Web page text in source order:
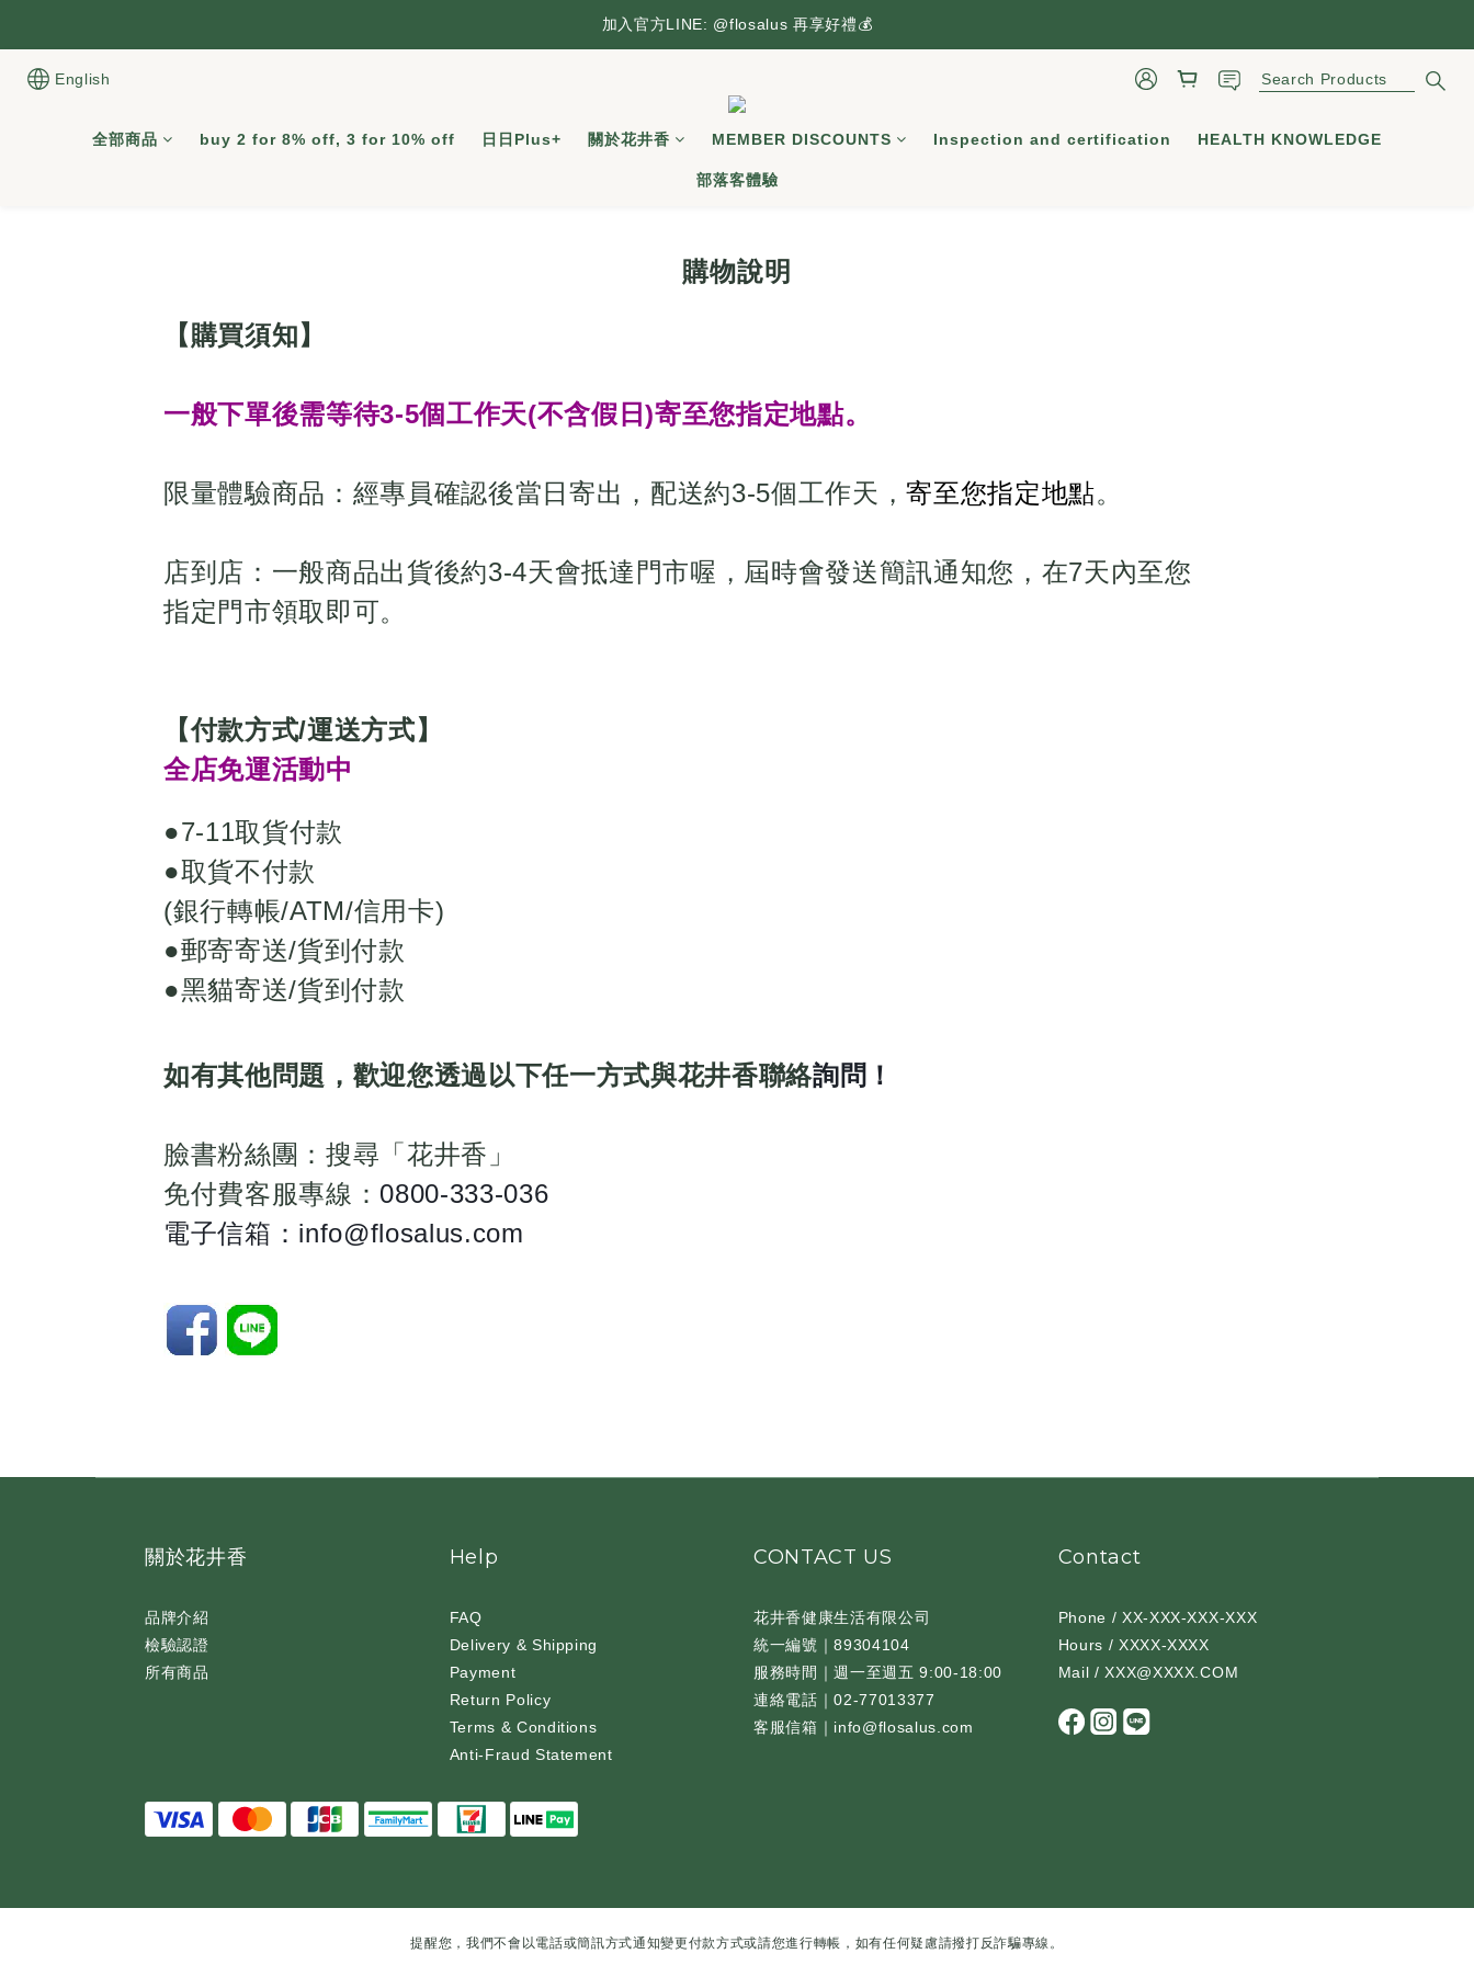
台灣本島滿2,500元享免運，搶先逛逛🛒
加入官方LINE: @flosalus 再享好禮💰
English
全部商品 buy 2 for 8% off, 3 for 10% off 日日Plus+ 關於花井香 MEMBER DISCOUNTS Inspection and certification HEALTH KNOWLEDGE
部落客體驗
購物說明
【購買須知】
一般下單後需等待3-5個工作天(不含假日)寄至您指定地點。
限量體驗商品：經專員確認後當日寄出，配送約3-5個工作天，寄至您指定地點。
店到店：一般商品出貨後約3-4天會抵達門市喔，屆時會發送簡訊通知您，在7天內至您
指定門市領取即可。
【付款方式/運送方式】
全店免運活動中
●7-11取貨付款
●取貨不付款
(銀行轉帳/ATM/信用卡)
●郵寄寄送/貨到付款
●黑貓寄送/貨到付款
如有其他問題，歡迎您透過以下任一方式與花井香聯絡詢問！
臉書粉絲團：搜尋「花井香」
免付費客服專線： 0800-333-036
電子信箱：info@flosalus.com
關於花井香
品牌介紹
檢驗認證
所有商品
Help
FAQ
Delivery & Shipping
Payment
Return Policy
Terms & Conditions
Anti-Fraud Statement
CONTACT US
花井香健康生活有限公司
統一編號｜89304104
服務時間｜週一至週五 9:00-18:00
連絡電話｜02-77013377
客服信箱｜info@flosalus.com
Contact
Phone / XX-XXX-XXX-XXX
Hours / XXXX-XXXX
Mail / XXX@XXXX.COM
提醒您，我們不會以電話或簡訊方式通知變更付款方式或請您進行轉帳，如有任何疑慮請撥打反詐騙專線。